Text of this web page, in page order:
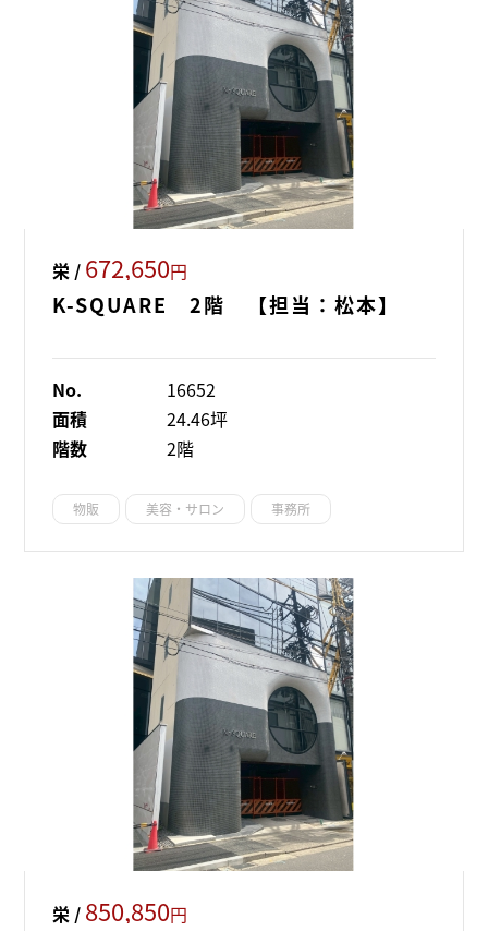
栄 / 672,650円
K-SQUARE 2階 【担当：松本】
No.
16652
面積
24.46坪
階数
2階
物販 美容・サロン 事務所
栄 / 850,850円